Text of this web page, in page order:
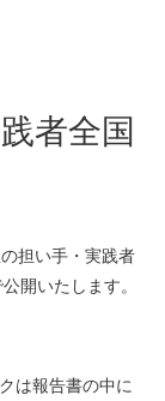
者全国
担い手・実践者
開いたします。
は報告書の中に